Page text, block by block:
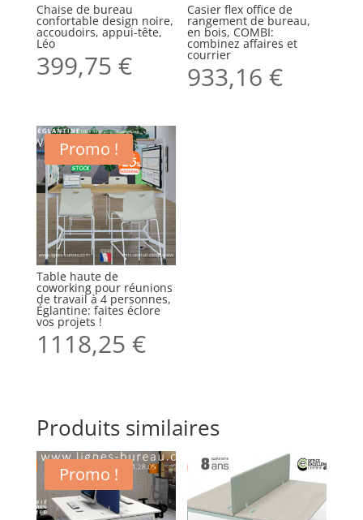
Chaise de bureau
confortable design noire,
accoudoirs, appui-tête,
Léo
399,75 €
Casier flex office de
rangement de bureau,
en bois, COMBI:
combinez affaires et
courrier
933,16€
Promo !
Table haute de
coworking pour réunions
de travail à 4 personnes,
Églantine: faites éclore
vos projets !
1118,25 €
Produits similaires
Promo !